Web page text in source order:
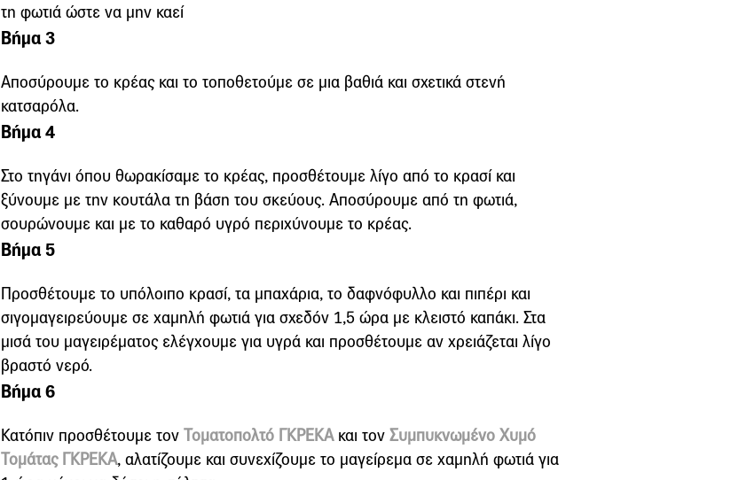
τη φωτιά ώστε να µην καεί
Βήμα 3
Αποσύρουµε το κρέας και το τοποθετούµε σε µια βαθιά και σχετικά στενή
κατσαρόλα.
Βήμα 4
Στο τηγάνι όπου θωρακίσαµε το κρέας, προσθέτουµε λίγο από το κρασί και
ξύνουµε µε την κουτάλα τη βάση του σκεύους. Αποσύρουµε από τη φωτιά,
σουρώνουµε και µε το καθαρό υγρό περιχύνουµε το κρέας.
Βήμα 5
Προσθέτουµε το υπόλοιπο κρασί, τα µπαχάρια, το δαφνόφυλλο και πιπέρι και
σιγοµαγειρεύουµε σε χαμηλή φωτιά για σχεδόν 1,5 ώρα µε κλειστό καπάκι. Στα
μισά του μαγειρέματος ελέγχουμε για υγρά και προσθέτουμε αν χρειάζεται λίγο
βραστό νερό.
Βήμα 6
Κατόπιν προσθέτουµε τον Τοματοπολτό ΓΚΡΕΚΑκαι τον Συμπυκνωμένο Χυμό
Τομάτας ΓΚΡΕΚΑ, αλατίζουµε και συνεχίζουµε το µαγείρεµα σε χαµηλή φωτιά για